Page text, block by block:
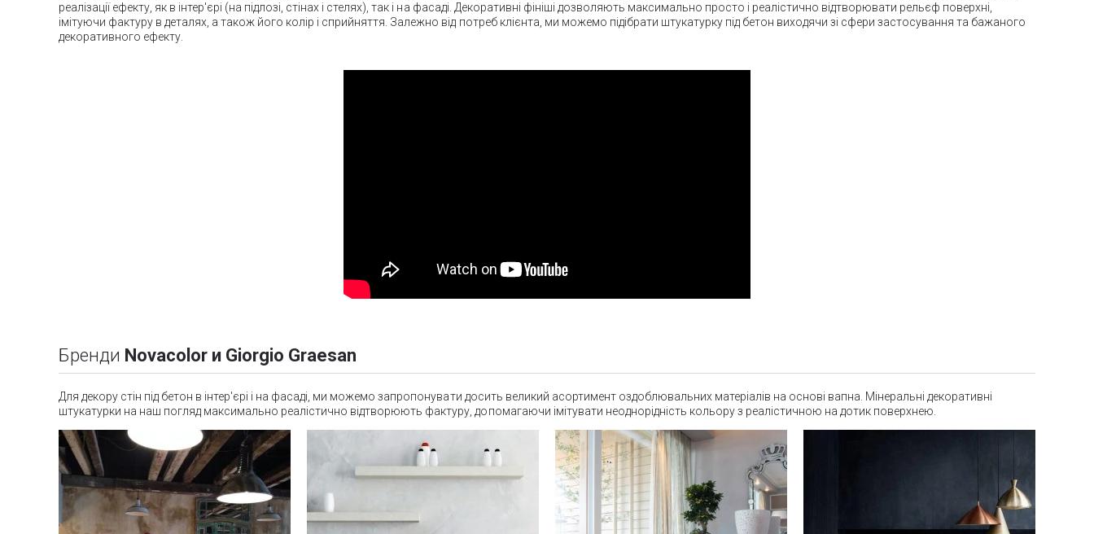
реалізації ефекту, як в інтер'єрі (на підлозі, стінах і стелях), так і на фасаді. Декоративні фініші дозволяють максимально просто і реалістично відтворювати рельєф поверхні,
імітуючи фактуру в деталях, а також його колір і сприйняття. Залежно від потреб клієнта, ми можемо підібрати штукатурку під бетон виходячи зі сфери застосування та бажаного
декоративного ефекту.
Бренди Novacolor и Giorgio Graesan
Для декору стін під бетон в інтер'єрі і на фасаді, ми можемо запропонувати досить великий асортимент оздоблювальних матеріалів на основі вапна. Мінеральні декоративні
штукатурки на наш погляд максимально реалістично відтворюють фактуру, допомагаючи імітувати неоднорідність кольору з реалістичною на дотик поверхнею.